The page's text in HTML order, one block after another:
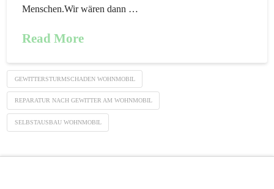
Menschen.Wir wären dann …
Read More
GEWITTERSTURMSCHADEN WOHNMOBIL
REPARATUR NACH GEWITTER AM WOHNMOBIL
SELBSTAUSBAU WOHNMOBIL